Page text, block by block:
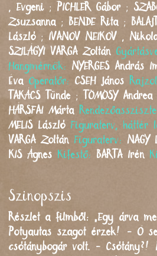
, Evgeni ; PICHLER Gábor ;
Zsuzsanna ; BENDE Rita ;
László ; IVANOV NEIKOV ,
SZILÁGYI VARGA Zoltán
Hangmérnök: NYERGES András
Éva Operatőr: CSEH János
TAKÁCS
Tünde ; TÖMÖSY Andrea
HÁRSFAI Márta
MELIS László Figuraterv, háttér
VARGA Zoltán Figuraterv: NAGY
KIS Ágnes Kifestő: BARTA Irén
Szinopszis
Részlet a filmből: „Egy árva
Potyautas szagot érzek! - Ó
csótánybogár volt. - Csótány?!